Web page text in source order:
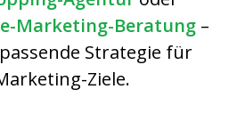
Marketing-Beratung –
Strategie für
Ziele.